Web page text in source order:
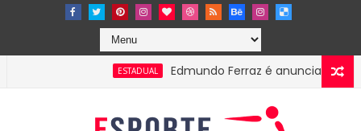
Edmundo Ferraz é anunciado na